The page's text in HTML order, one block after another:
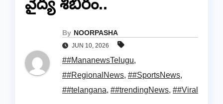
వైద్య శిబిరం..
By NOORPASHA
JUN 10, 2026
##MananewsTelugu,
##RegionalNews, ##SportsNews,
##telangana, ##trendingNews, ##Viral